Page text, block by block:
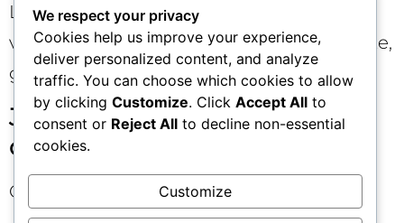
Livrables : scripts opérationnels, prompts
versionnés, premier tableau de bord pilote,
guide interne. 🧑‍🏫
Jours 61–90 : déploiement et
optimisation
Objectifs :
We respect your privacy
Cookies help us improve your experience,
deliver personalized content, and analyze
traffic. You can choose which cookies to allow
by clicking Customize. Click Accept All to
consent or Reject All to decline non-essential
cookies.
Customize